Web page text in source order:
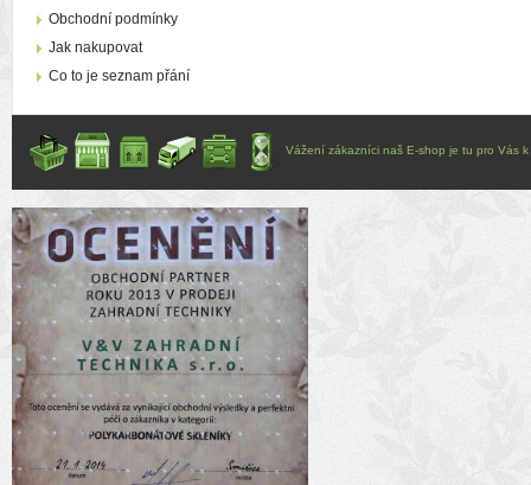
Obchodní podmínky
Jak nakupovat
Co to je seznam přání
Vážení zákazníci naš E-shop je tu pro Vás